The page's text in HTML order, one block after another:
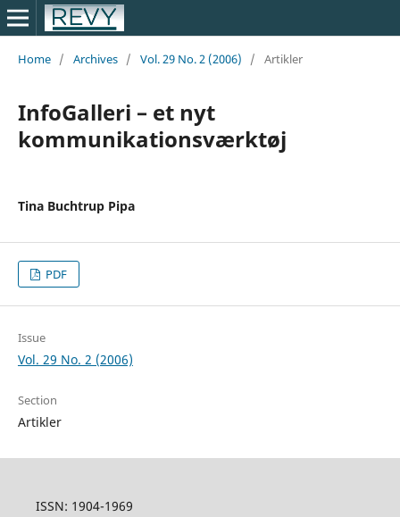
Home / Archives / Vol. 29 No. 2 (2006) / Artikler
InfoGalleri – et nyt
kommunikationsværktøj
Tina Buchtrup Pipa
PDF
Issue
Vol. 29 No. 2 (2006)
Section
Artikler
ISSN: 1904-1969